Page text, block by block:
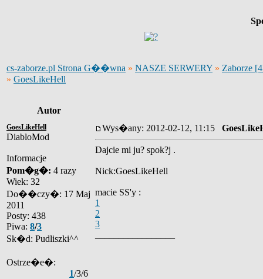
cs-zaborze.pl Strona G��wna » NASZE SERWERY » Zaborze
» GoesLikeHell
Autor
GoesLikeHell
DiabloMod
Informacje
Pom�g�: 4 razy
Wiek: 32
Do��czy�: 17 Maj
2011
Posty: 438
Piwa: 8/3
Sk�d: Pudliszki^^
Ostrze�e�:
1/3/6
Wys�any: 2012-02-12, 11:15
Dajcie mi ju? spok?j .
Nick:GoesLikeHell
macie SS'y :
1
2
3